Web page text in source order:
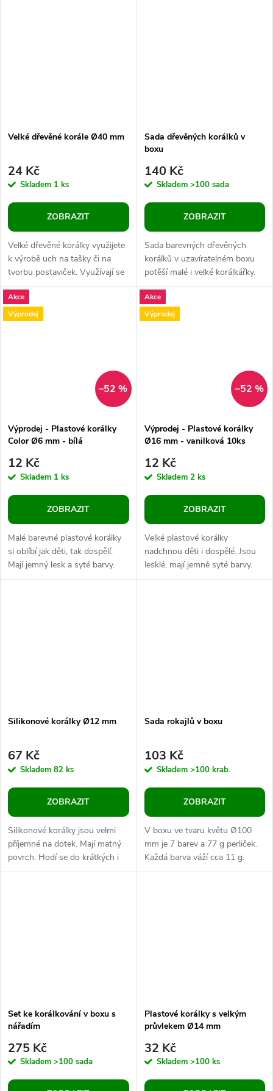
Velké dřevěné korále Ø40 mm
24 Kč
Skladem 1 ks
ZOBRAZIT
Velké dřevěné korálky využijete
k výrobě uch na tašky či na
tvorbu postaviček. Využívají se
jako ozdoba závěsů, houpaček,
houpacích sítí apod. Jsou...
Sada dřevěných korálků v
boxu
140 Kč
Skladem >100 sada
ZOBRAZIT
Sada barevných dřevěných
korálků v uzavíratelném boxu
potěší malé i velké korálkářky.
Dřevěné korálky mají velké
možnosti použití. Hodí se i na...
Akce
Výprodej
–52 %
Výprodej - Plastové korálky
Color Ø6 mm - bílá
12 Kč
Skladem 1 ks
ZOBRAZIT
Malé barevné plastové korálky
si oblíbí jak děti, tak dospělí.
Mají jemný lesk a syté barvy.
Jsou velice kvalitní, všude
Akce
Výprodej
–52 %
Výprodej - Plastové korálky
Ø16 mm - vanilková 10ks
12 Kč
Skladem 2 ks
ZOBRAZIT
Velké plastové korálky
nadchnou děti i dospělé. Jsou
lesklé, mají jemně syté barvy.
Jsou velice kvalitní, všude
Silikonové korálky Ø12 mm
67 Kč
Skladem 82 ks
ZOBRAZIT
Silikonové korálky jsou velmi
příjemné na dotek. Mají matný
povrch. Hodí se do krátkých i
dlouhých náhrdelníků a
Sada rokajlů v boxu
103 Kč
Skladem >100 krab.
ZOBRAZIT
V boxu ve tvaru květu Ø100
mm je 7 barev a 77 g perliček.
Každá barva váží cca 11 g.
Velikost: 2,1 - 2,7 mm, průvlek
Set ke korálkování v boxu s
nářadím
275 Kč
Skladem >100 sada
Plastové korálky s velkým
průvlekem Ø14 mm
32 Kč
Skladem >100 ks